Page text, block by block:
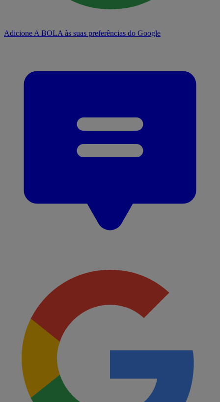
Adicione A BOLA às suas preferências do Google